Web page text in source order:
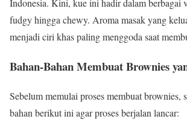
Indonesia. Kini, kue ini hadir dalam berbagai
fudgy hingga chewy. Aroma masak yang
menjadi ciri khas paling menggoda saat
Bahan-Bahan Membuat Brownies
Sebelum memulai proses membuat brownies,
bahan berikut ini agar proses berjalan lancar: